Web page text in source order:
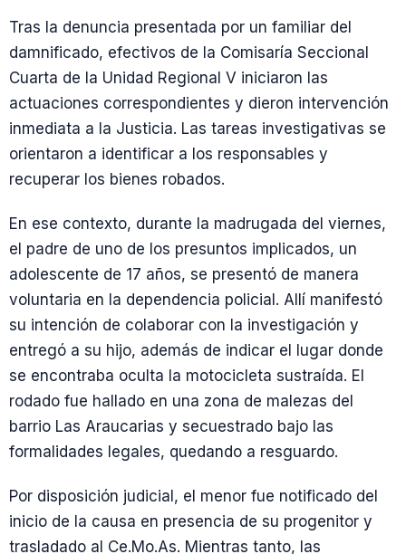
Tras la denuncia presentada por un familiar del
damnificado, efectivos de la Comisaría Seccional
Cuarta de la Unidad Regional V iniciaron las
actuaciones correspondientes y dieron intervención
inmediata a la Justicia. Las tareas investigativas se
orientaron a identificar a los responsables y
recuperar los bienes robados.
En ese contexto, durante la madrugada del viernes,
el padre de uno de los presuntos implicados, un
adolescente de 17 años, se presentó de manera
voluntaria en la dependencia policial. Allí manifestó
su intención de colaborar con la investigación y
entregó a su hijo, además de indicar el lugar donde
se encontraba oculta la motocicleta sustraída. El
rodado fue hallado en una zona de malezas del
barrio Las Araucarias y secuestrado bajo las
formalidades legales, quedando a resguardo.
Por disposición judicial, el menor fue notificado del
inicio de la causa en presencia de su progenitor y
trasladado al Ce.Mo.As. Mientras tanto, las